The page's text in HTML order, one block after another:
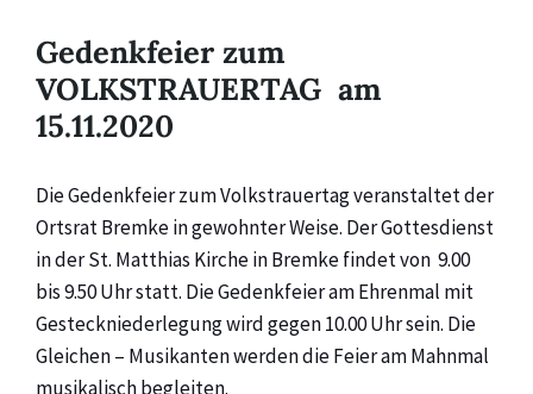
Gedenkfeier zum
VOLKSTRAUERTAG am
15.11.2020
Die Gedenkfeier zum Volkstrauertag veranstaltet der
Ortsrat Bremke in gewohnter Weise. Der Gottesdienst
in der St. Matthias Kirche in Bremke findet von 9.00
bis 9.50 Uhr statt. Die Gedenkfeier am Ehrenmal mit
Gesteckniederlegung wird gegen 10.00 Uhr sein. Die
Gleichen – Musikanten werden die Feier am Mahnmal
musikalisch begleiten.